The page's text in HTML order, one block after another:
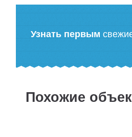
Узнать первым
Похожие